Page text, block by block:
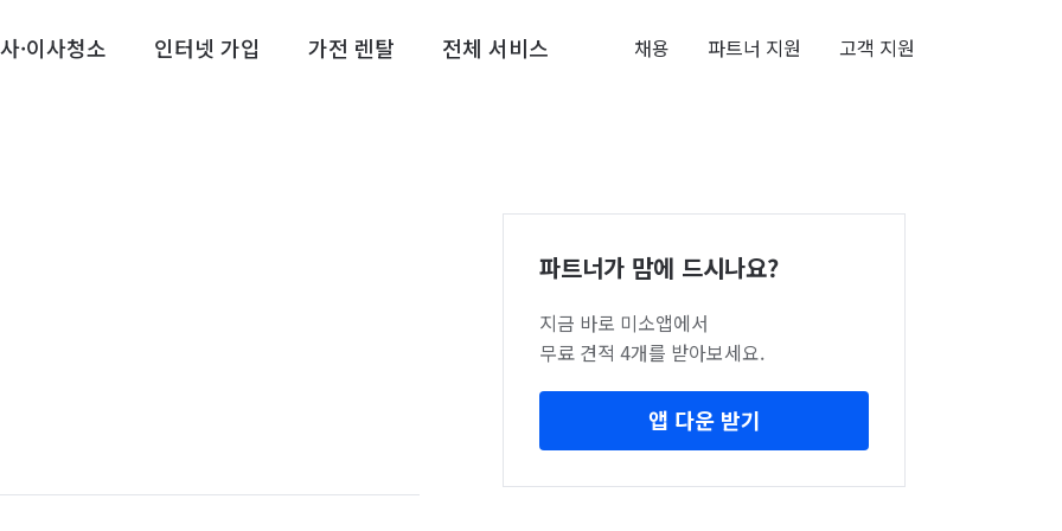
·이사청소 인터넷 가입 가전 렌탈 전체 서비스 채용 파트너 지원 고객 지원
파트너가 맘에 드시나요?
지금 바로 미소앱에서
무료 견적 4개를 받아보세요.
앱 다운 받기